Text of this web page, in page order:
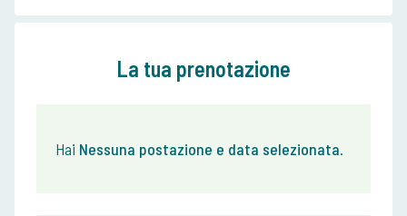
La tua prenotazione
Hai Nessuna postazione e data selezionata.